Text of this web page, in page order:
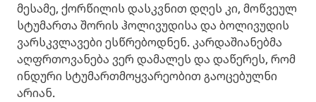
მესამე, ქორწილის დასკვნით დღეს კი, მოწვეულ
სტუმართა შორის ჰოლივუდისა და ბოლივუდის
ვარსკვლავები ესწრებოდნენ. კარდაშიანებმა
აღფრთოვანება ვერ დამალეს და დაწერეს, რომ
ინდური სტუმართმოყვარეობით გაოცებულნი
არიან.